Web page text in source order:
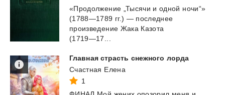
«Продолжение „Тысячи и одной ночи“»
(1788—1789 гг.) — последнее
произведение Жака Казота
(1719—17...
Главная страсть снежного лорда
Счастная Елена
1